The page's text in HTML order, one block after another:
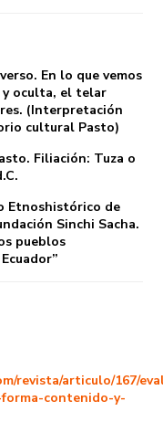
En lo que vemos
y oculta, el telar
(Interpretación
cultural Pasto)
Filiación: Tuza o
Etnoshistórico de
Sinchi Sacha.
pueblos
revista/articulo/167/
contenido-y-